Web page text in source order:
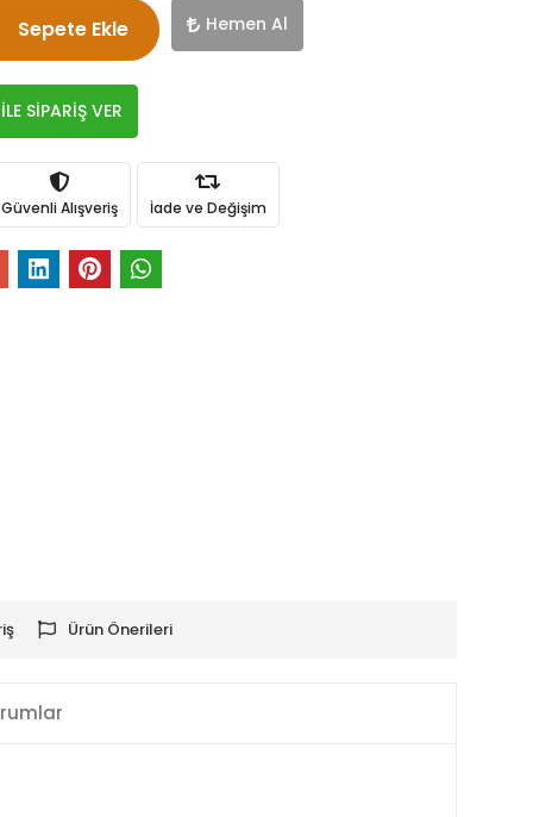
Sepete Ekle Hemen Al
SİPARİŞ VER
Güvenli Alışveriş İade ve Değişim
Ürün Önerileri